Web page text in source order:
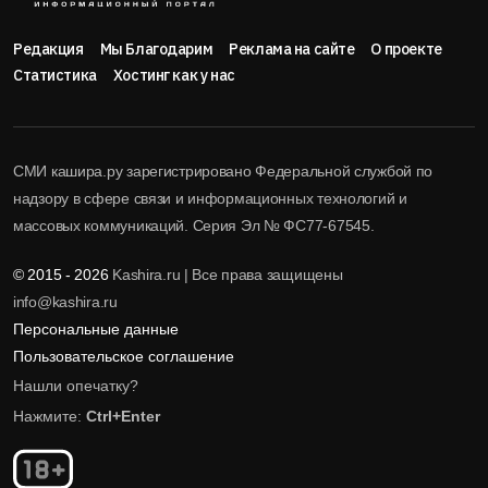
Редакция Мы Благодарим Реклама на сайте
О проекте
Статистика
Хостинг как у нас
СМИ кашира.ру зарегистрировано Федеральной службой по
надзору в сфере связи и информационных технологий и
массовых коммуникаций. Серия Эл № ФС77-67545.
© 2015 - 2026Kashira.ru | Все права защищены
info@kashira.ru
Персональные данные
Пользовательское соглашение
Нашли опечатку?
Нажмите: Ctrl+Enter